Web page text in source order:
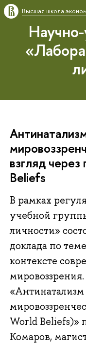
Высшая школа
взгляд
Beliefs
В рамках
учебной
личности»
доклада по
контексте
«Антинатализм
World Beliefs)»
Комаров,